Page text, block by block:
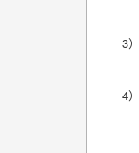
3
4